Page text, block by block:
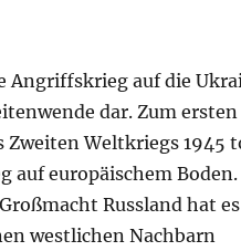
Angriffskrieg auf die
dar. Zum
Zweiten Weltkriegs 1945
auf europäischem Boden.
Russland hat
westlichen Nachbarn